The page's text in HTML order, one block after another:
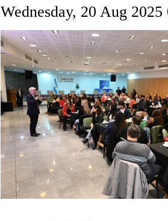
Wednesday, 20 Aug 2025